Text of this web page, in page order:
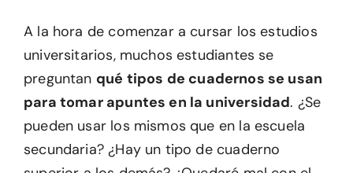
A la hora de comenzar a cursar los estudios
universitarios, muchos estudiantes se
preguntan qué tipos de cuadernos se usan
para tomar apuntes en la universidad. ¿Se
pueden usar los mismos que en la escuela
secundaria? ¿Hay un tipo de cuaderno